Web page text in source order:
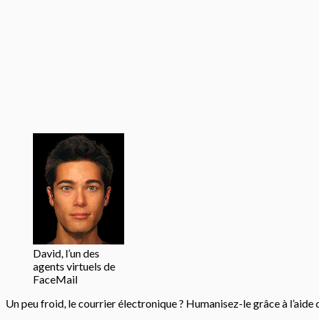
David, l’un des
agents virtuels de
FaceMail
Un peu froid, le courrier électronique ? Humanisez-le grâce à